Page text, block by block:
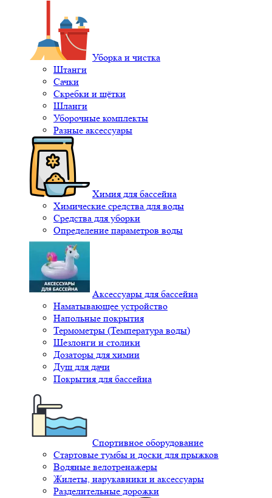
Уборка и чистка
Штанги
Сачки
Скребки и щётки
Шланги
Уборочные комплекты
Разные аксессуары
Химия для бассейна
Химические средства для воды
Средства для уборки
Определение параметров воды
Аксессуары для бассейна
Наматывающее устройство
Напольные покрытия
Термометры (Температура воды)
Шезлонги и столики
Дозаторы для химии
Душ для дачи
Покрытия для бассейна
Спортивное оборудование
Стартовые тумбы и доски для прыжков
Водяные велотренажеры
Жилеты, нарукавники и аксессуары
Разделительные дорожки